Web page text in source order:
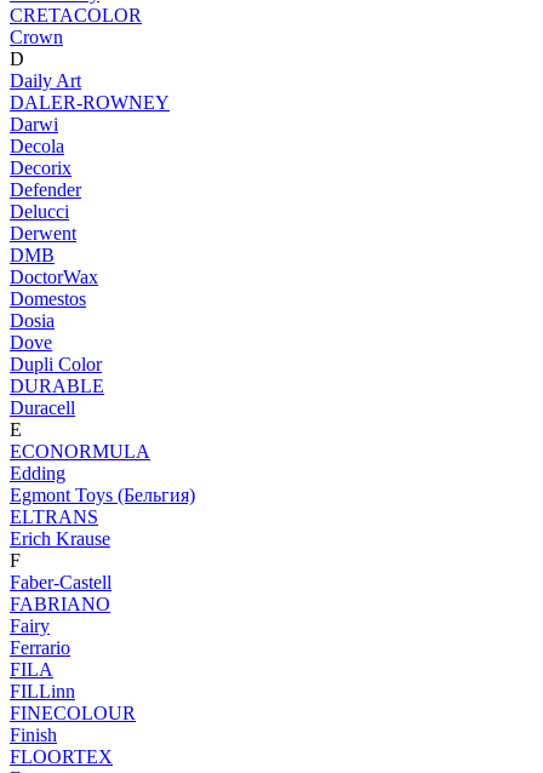
CRETACOLOR
Crown
D
Daily Art
DALER-ROWNEY
Darwi
Decola
Decorix
Defender
Delucci
Derwent
DMB
DoctorWax
Domestos
Dosia
Dove
Dupli Color
DURABLE
Duracell
E
ECONORMULA
Edding
Egmont Toys (Бельгия)
ELTRANS
Erich Krause
F
Faber-Castell
FABRIANO
Fairy
Ferrario
FILA
FILLinn
FINECOLOUR
Finish
FLOORTEX